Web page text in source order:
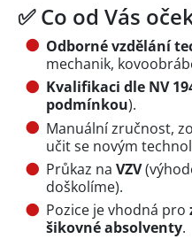
✅ Co od Vás
Odborné vzdělání
mechanik,
Kvalifikaci dle NV
podmínkou).
Manuální zručnost,
učit se novým
Průkaz na VZV
doškolíme).
Pozice je vhodná pro
šikovné absolventy.